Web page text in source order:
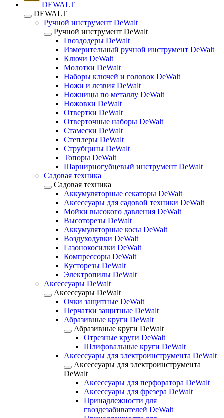
DEWALT
DEWALT
Ручной инструмент DeWalt
Ручной инструмент DeWalt
Гвоздодеры DeWalt
Измерительный ручной инструмент DeWalt
Ключи DeWalt
Молотки DeWalt
Наборы ключей и головок DeWalt
Ножи и лезвия DeWalt
Ножницы по металлу DeWalt
Ножовки DeWalt
Отвертки DeWalt
Отверточные наборы DeWalt
Стамески DeWalt
Степлеры DeWalt
Струбцины DeWalt
Топоры DeWalt
Шарнирногубцевый инструмент DeWalt
Садовая техника
Садовая техника
Аккумуляторные секаторы DeWalt
Аксессуары для садовой техники DeWalt
Мойки высокого давления DeWalt
Высоторезы DeWalt
Аккумуляторные косы DeWalt
Воздуходувки DeWalt
Газонокосилки DeWalt
Компрессоры DeWalt
Кусторезы DeWalt
Электропилы DeWalt
Аксессуары DeWalt
Аксессуары DeWalt
Очки защитные DeWalt
Перчатки защитные DeWalt
Абразивные круги DeWalt
Абразивные круги DeWalt
Отрезные круги DeWalt
Шлифовальные круги DeWalt
Аксессуары для электроинструмента DeWalt
Аксессуары для электроинструмента
DeWalt
Аксессуары для перфоратора DeWalt
Аксессуары для фрезера DeWalt
Принадлежности для
гвоздезабивателей DeWalt